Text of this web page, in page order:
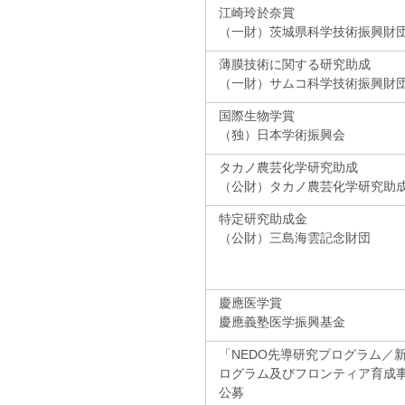
江崎玲於奈賞
（一財）茨城県科学技術振興財
薄膜技術に関する研究助成
（一財）サムコ科学技術振興財
国際生物学賞
（独）日本学術振興会
タカノ農芸化学研究助成
（公財）タカノ農芸化学研究助
特定研究助成金
（公財）三島海雲記念財団
慶應医学賞
慶應義塾医学振興基金
「NEDO先導研究プログラム／
ログラム及びフロンティア育成
公募